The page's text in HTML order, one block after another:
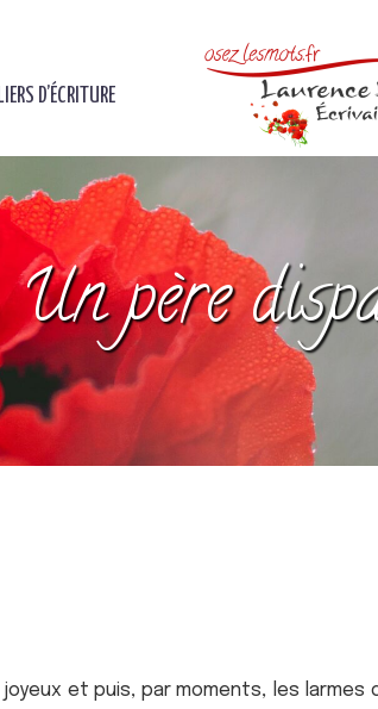
D’ÉCRITURE
Un père
et puis, par moments, les larmes